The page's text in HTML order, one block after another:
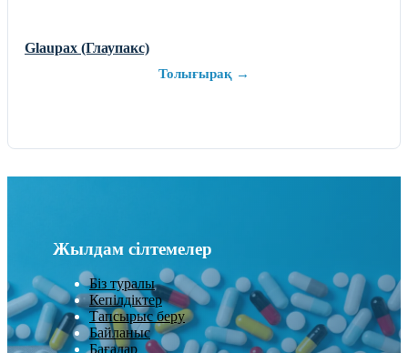
Glaupax (Глаупакс)
Толығырақ →
Жылдам сілтемелер
Біз туралы
Кепілдіктер
Тапсырыс беру
Байланыс
Бағалар